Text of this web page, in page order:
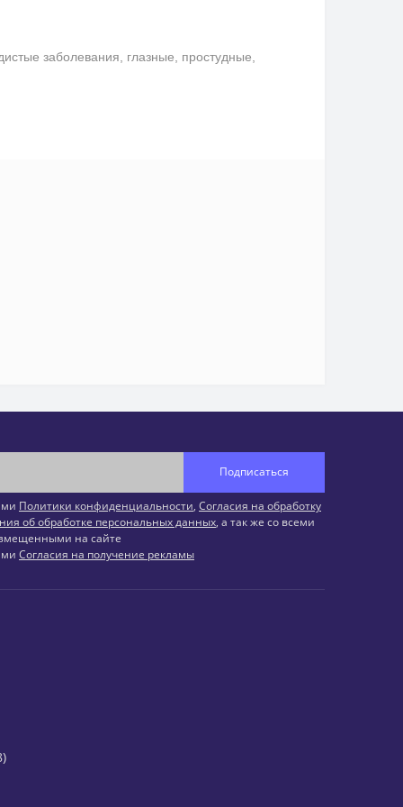
заболевания, глазные, простудные,
Подписаться
Политики конфиденциальности, Согласия на обработку
об обработке персональных данных, а так же со всеми
на сайте
Согласия на получение рекламы